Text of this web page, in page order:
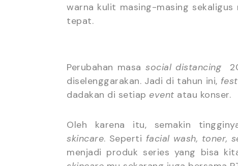
warna kulit masing-masing
tepat.
Perubahan masa social distancing
diselenggarakan. Jadi di tahun ini,
dadakan di setiap event atau konser.
Oleh karena itu, semakin
skincare. Seperti facial wash, toner,
menjadi produk series yang bisa